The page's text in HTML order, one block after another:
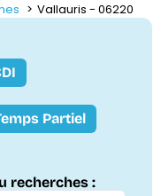
Vallauris - 06220
Partiel
recherches :